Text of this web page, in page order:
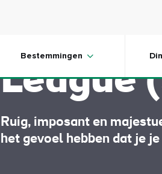
Bestemmingen
Kliffen
League
Ruig, imposant en
het gevoel hebben dat je